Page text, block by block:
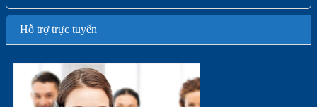
Hỗ trợ trực tuyến